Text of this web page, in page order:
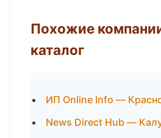
Похожие
каталог
ИП Online Info —
News Direct Hub —